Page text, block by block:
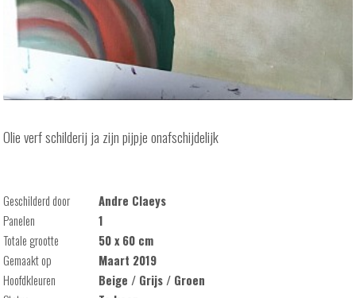
Olie verf schilderij ja zijn pijpje onafschijdelijk
Geschilderd door
Andre Claeys
Panelen
1
Totale grootte
50 x 60 cm
Gemaakt op
Maart 2019
Hoofdkleuren
Beige / Grijs / Groen